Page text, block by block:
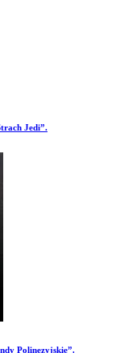
Jedi”.
Polinezyjskie”.